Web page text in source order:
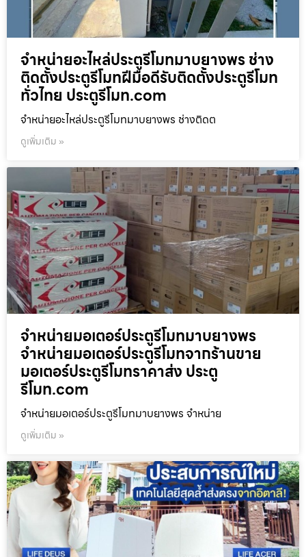
จำหน่ายอะไหล่ประตูรีโมทมาบยางพร ช่าง
ติดตั้งประตูรีโมทฝีมือดีรับติดตั้งประตูรีโมท
ทั่วไทย ประตูรีโมท.com
จำหน่ายอะไหล่ประตูรีโมทมาบยางพร ช่างติดต
ดูเพิ่มเติม »
จำหน่ายมอเตอร์ประตูรีโมทมาบยางพร
จำหน่ายมอเตอร์ประตูรีโมทจากร้านขาย
มอเตอร์ประตูรีโมทราคาส่ง ประตู
รีโมท.com
จำหน่ายมอเตอร์ประตูรีโมทมาบยางพร จำหน่าย
ดูเพิ่มเติม »